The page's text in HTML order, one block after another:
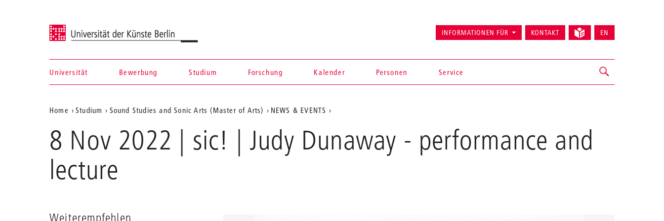
Universität der Künste Berlin
Navigation &
Suche
Universität Bewerbung Studium Forschung Kalender Personen Service
INFORMATIONEN FÜR KONTAKT EN
Aktuelle
Position
auf
der
Webseite
Home Studium Sound Studies and Sonic Arts (Master of Arts) NEWS & EVENTS
8 Nov 2022 | sic! | Judy Dunaway - performance and
lecture
Weiterempfehlen